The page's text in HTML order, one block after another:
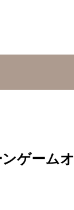
ゲーム